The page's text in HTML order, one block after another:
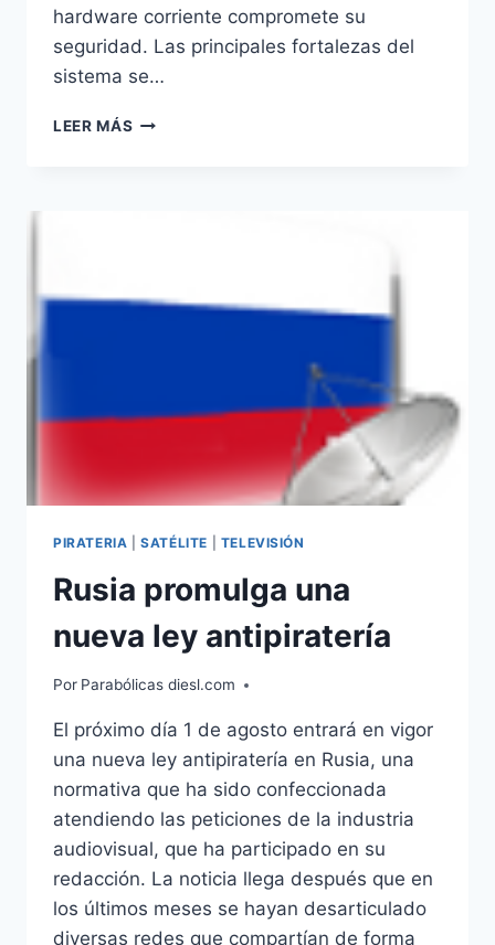
hardware corriente compromete su
seguridad. Las principales fortalezas del
sistema se…
LEER MÁS
DE
PIRATERIA |SATÉLITE TELEVISIÓN
Rusia promulga una
nueva ley antipiratería
Por Parabólicas diesl.com
El próximo día 1 de agosto entrará en vigor
una nueva ley antipiratería en Rusia, una
normativa que ha sido confeccionada
atendiendo las peticiones de la industria
audiovisual, que ha participado en su
redacción. La noticia llega después que en
los últimos meses se hayan desarticulado
diversas redes que compartían de forma